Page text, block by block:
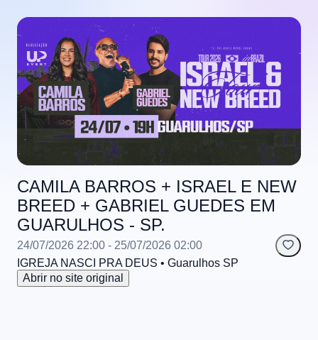
CAMILA BARROS + ISRAEL E NEW
BREED + GABRIEL GUEDES EM
GUARULHOS - SP.
24/07/2026 22:00 - 25/07/2026 02:00
IGREJA NASCI PRA DEUS • Guarulhos SP
Abrir no site original